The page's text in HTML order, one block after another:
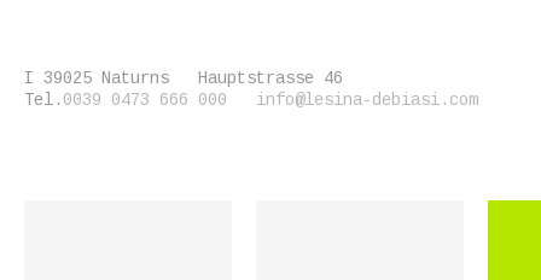
I 39025 Naturns
Hauptstrasse 46
Tel. 0039 0473 666 000 info@lesina-debiasi.com